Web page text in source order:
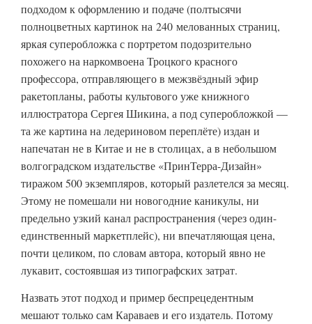
подходом к оформлению и подаче (полтысячи
полноцветных картинок на 240 мелованных страниц,
яркая суперобложка с портретом подозрительно
похожего на наркомвоена Троцкого красного
профессора, отправляющего в межзвёздный эфир
ракетопланы, работы культового уже книжного
иллюстратора Сергея Шикина, а под суперобложкой —
та же картина на ледериновом переплёте) издан и
напечатан не в Китае и не в столицах, а в небольшом
волгоградском издательстве «ПринТерра-Дизайн»
тиражом 500 экземпляров, который разлетелся за месяц.
Этому не помешали ни новогодние каникулы, ни
предельно узкий канал распространения (через один-
единственный маркетплейс), ни впечатляющая цена,
почти целиком, по словам автора, который явно не
лукавит, состоявшая из типографских затрат.
Назвать этот подход и пример беспрецедентным
мешают только сам Караваев и его издатель. Потому